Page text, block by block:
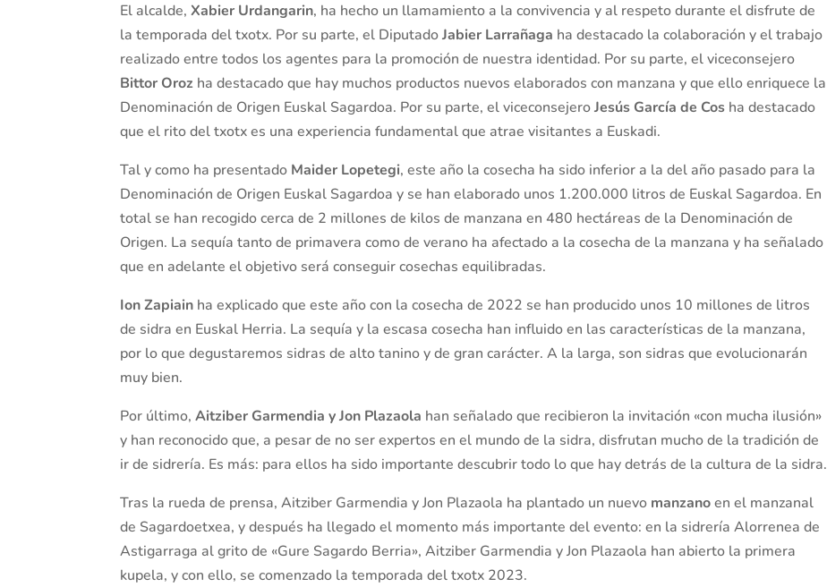
El alcalde,Xabier Urdangarin, ha hecho un llamamiento a la convivencia y al respeto durante el disfrute de
la temporada del txotx. Por su parte, el DiputadoJabier Larrañaga ha destacado la colaboración y el trabajo
realizado entre todos los agentes para la promoción de nuestra identidad. Por su parte, el viceconsejero
Bittor Oroz ha destacado que hay muchos productos nuevos elaborados con manzana y que ello enriquece la
Denominación de Origen Euskal Sagardoa. Por su parte, el viceconsejeroJesús García de Cos ha destacado
que el rito del txotx es una experiencia fundamental que atrae visitantes a Euskadi.
Tal y como ha presentado Maider Lopetegi, este año la cosecha ha sido inferior a la del año pasado para la
Denominación de Origen Euskal Sagardoa y se han elaborado unos 1.200.000 litros de Euskal Sagardoa. En
total se han recogido cerca de 2 millones de kilos de manzana en 480 hectáreas de la Denominación de
Origen. La sequía tanto de primavera como de verano ha afectado a la cosecha de la manzana y ha señalado
que en adelante el objetivo será conseguir cosechas equilibradas.
Ion Zapiain ha explicado que este año con la cosecha de 2022 se han producido unos 10 millones de litros
de sidra en Euskal Herria. La sequía y la escasa cosecha han influido en las características de la manzana,
por lo que degustaremos sidras de alto tanino y de gran carácter. A la larga, son sidras que evolucionarán
muy bien.
Por último,Aitziber Garmendia y Jon Plazaola han señalado que recibieron la invitación «con mucha ilusión»
y han reconocido que, a pesar de no ser expertos en el mundo de la sidra, disfrutan mucho de la tradición de
ir de sidrería. Es más: para ellos ha sido importante descubrir todo lo que hay detrás de la cultura de la sidra.
Tras la rueda de prensa, Aitziber Garmendia y Jon Plazaola ha plantado un nuevo manzanoen el manzanal
de Sagardoetxea, y después ha llegado el momento más importante del evento: en la sidrería Alorrenea de
Astigarraga al grito de «Gure Sagardo Berria», Aitziber Garmendia y Jon Plazaola han abierto la primera
kupela, y con ello, se comenzado la temporada del txotx 2023.